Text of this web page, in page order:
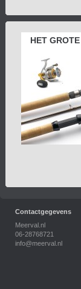
HET
Contactgegevens
Meerval.nl
06-28768721
info@meerval.nl